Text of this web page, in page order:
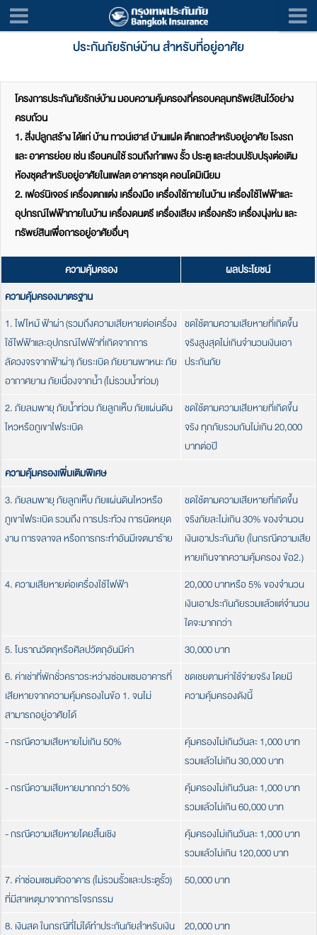
ประกันภัยรักษ์บ้าน สำหรับที่อยู่อาศัย
โครงการประกันภัยรักษ์บ้าน มอบความคุ้มครองที่ครอบคลุมทรัพย์สินไว้อย่าง
ครบถ้วน
1. สิ่งปลูกสร้าง ได้แก่ บ้าน ทาวน์เฮาส์ บ้านแฝด ตึกแถวสำหรับอยู่อาศัย โรงรถ
และ อาคารย่อย เช่น เรือนคนใช้ รวมถึงกำแพง รั้ว ประตู และส่วนปรับปรุงต่อเติม
ห้องชุดสำหรับอยู่อาศัยในแฟลต อาคารชุด คอนโดมิเนียม
2. เฟอร์นิเจอร์ เครื่องตกแต่ง เครื่องมือ เครื่องใช้ภายในบ้าน เครื่องใช้ไฟฟ้าและ
อุปกรณ์ไฟฟ้าภายในบ้าน เครื่องดนตรี เครื่องเสียง เครื่องครัว เครื่องนุ่งห่ม และ
ทรัพย์สินเพื่อการอยู่อาศัยอื่นๆ
ความคุ้มครอง
ผลประโยชน์
ความคุ้มครองมาตรฐาน
1. ไฟไหม้ ฟ้าผ่า (รวมถึงความเสียหายต่อเครื่อง
ใช้ไฟฟ้าและอุปกรณ์ไฟฟ้าที่เกิดจากการ
ลัดวงจรจากฟ้าผ่า) ภัยระเบิด ภัยยานพาหนะ ภัย
อากาศยาน ภัยเนื่องจากน้ำ (ไม่รวมน้ำท่วม)
ชดใช้ตามความเสียหายที่เกิดขึ้น
จริงสูงสุดไม่เกินจำนวนเงินเอา
ประกันภัย
2. ภัยลมพายุ ภัยน้ำท่วม ภัยลูกเห็บ ภัยแผ่นดิน
ไหวหรือภูเขาไฟระเบิด
ชดใช้ตามความเสียหายที่เกิดขึ้น
จริง ทุกภัยรวมกันไม่เกิน 20,000
บาทต่อปี
ความคุ้มครองเพิ่มเติมพิเศษ
3. ภัยลมพายุ ภัยลูกเห็บ ภัยแผ่นดินไหวหรือ
ภูเขาไฟระเบิด รวมถึง การประท้วง การนัดหยุด
งาน การจลาจล หรือการกระทำอันมีเจตนาร้าย
ชดใช้ตามความเสียหายที่เกิดขึ้น
จริงภัยละไม่เกิน 30% ของจำนวน
เงินเอาประกันภัย (ในกรณีความเสีย
หายเกินจากความคุ้มครอง ข้อ2.)
4. ความเสียหายต่อเครื่องใช้ไฟฟ้า
20,000 บาทหรือ 5% ของจำนวน
เงินเอาประกันภัยรวมแล้วแต่จำนวน
ใดจะมากกว่า
5. โบราณวัตถุหรือศิลปวัตถุอันมีค่า
30,000 บาท
6. ค่าเช่าที่พักชั่วคราวระหว่างซ่อมแซมอาคารที่
เสียหายจากความคุ้มครองในข้อ 1. จนไม่
สามารถอยู่อาศัยได้
ชดเชยตามค่าใช้จ่ายจริง โดยมี
ความคุ้มครองดังนี้
- กรณีความเสียหายไม่เกิน 50%
คุ้มครองไม่เกินวันละ 1,000 บาท
รวมแล้วไม่เกิน 30,000 บาท
- กรณีความเสียหายมากกว่า 50%
คุ้มครองไม่เกินวันละ 1,000 บาท
รวมแล้วไม่เกิน 60,000 บาท
- กรณีความเสียหายโดยสิ้นเชิง
คุ้มครองไม่เกินวันละ 1,000 บาท
รวมแล้วไม่เกิน 120,000 บาท
7. ค่าซ่อมแซมตัวอาคาร (ไม่รวมรั้วและประตูรั้ว)
ที่มีสาเหตุมาจากการโจรกรรม
50,000 บาท
8. เงินสด ในกรณีที่ไม่ได้ทำประกันภัยสำหรับเงิน
20,000 บาท